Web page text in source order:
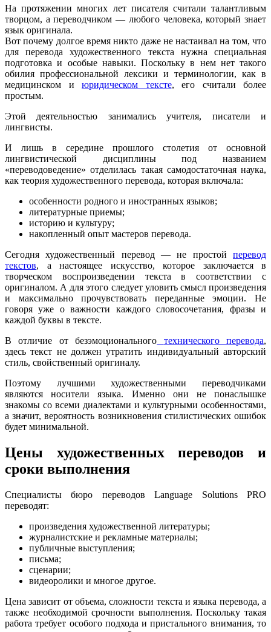
На протяжении многих лет писателя считали талантливым
творцом, а переводчиком — любого человека, который знает
язык оригинала.
Вот почему долгое время никто даже не настаивал на том, что
для перевода художественного текста нужна специальная
подготовка и особые навыки. Поскольку в нем нет такого
обилия профессиональной лексики и терминологии, как в
медицинском и юридическом тексте, его считали более
простым.
Этой деятельностью занимались учителя, писатели и
лингвисты.
И лишь в середине прошлого столетия от основной
лингвистической дисциплины под названием
«переводоведение» отделилась такая самодостаточная наука,
как теория художественного перевода, которая включала:
особенности родного и иностранных языков;
литературные приемы;
историю и культуру;
накопленный опыт мастеров перевода.
Сегодня художественный перевод — не простой перевод
текстов, а настоящее искусство, которое заключается в
творческом воспроизведении текста в соответствии с
оригиналом. А для этого следует уловить смысл произведения
и максимально прочувствовать переданные эмоции. Не
говоря уже о важности каждого словосочетания, фразы и
каждой буквы в тексте.
В отличие от безэмоционального
технического перевода,
здесь текст не должен утратить индивидуальный авторский
стиль, свойственный оригиналу.
Поэтому лучшими художественными переводчиками
являются носители языка. Именно они не понаслышке
знакомы со всеми диалектами и культурными особенностями,
а значит, вероятность возникновения стилистических ошибок
будет минимальной.
Цены художественных переводов и
сроки выполнения
Специалисты бюро переводов Language Solutions PRO
переводят:
произведения художественной литературы;
журналистские и рекламные материалы;
публичные выступления;
письма;
сценарии;
видеоролики и многое другое.
Цена зависит от объема, сложности текста и языка перевода, а
также необходимой срочности выполнения. Поскольку такая
работа требует особого подхода и пристального внимания, то